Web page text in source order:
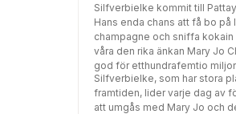
Silfverbielke kommit till
Hans enda chans att få bo på
champagne och sniffa
våra den rika änkan Mary Jo
god för etthundrafemtio
Silfverbielke, som har stora
framtiden, lider varje dag av
att umgås med Mary Jo och